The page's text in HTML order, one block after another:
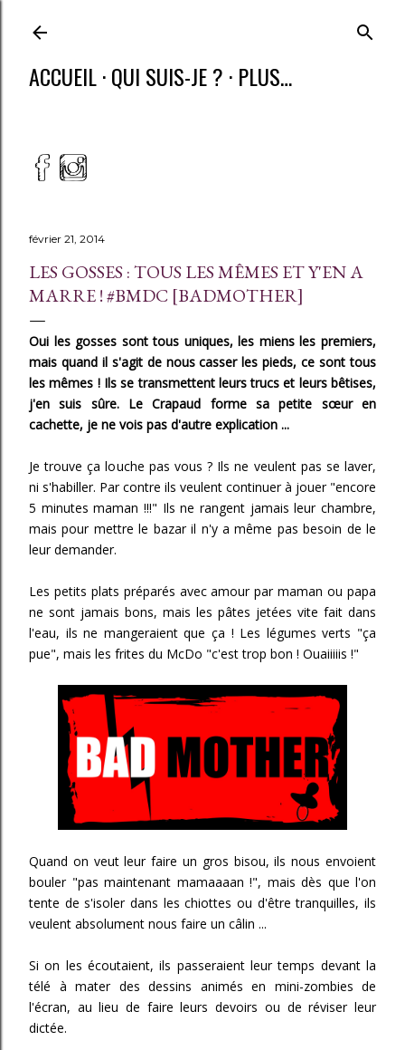
ACCUEIL QUI SUIS-JE ? PLUS…
février 21, 2014
LES GOSSES : TOUS LES MÊMES ET Y'EN A
MARRE ! #BMDC [BADMOTHER]
Oui les gosses sont tous uniques, les miens les premiers,
mais quand il s'agit de nous casser les pieds, ce sont tous
les mêmes ! Ils se transmettent leurs trucs et leurs bêtises,
j'en suis sûre. Le Crapaud forme sa petite sœur en
cachette, je ne vois pas d'autre explication ...
Je trouve ça louche pas vous ? Ils ne veulent pas se laver,
ni s'habiller. Par contre ils veulent continuer à jouer "encore
5 minutes maman !!!" Ils ne rangent jamais leur chambre,
mais pour mettre le bazar il n'y a même pas besoin de le
leur demander.
Les petits plats préparés avec amour par maman ou papa
ne sont jamais bons, mais les pâtes jetées vite fait dans
l'eau, ils ne mangeraient que ça ! Les légumes verts "ça
pue", mais les frites du McDo "c'est trop bon ! Ouaiiiiis !"
Quand on veut leur faire un gros bisou, ils nous envoient
bouler "pas maintenant mamaaaan !", mais dès que l'on
tente de s'isoler dans les chiottes ou d'être tranquilles, ils
veulent absolument nous faire un câlin ...
Si on les écoutaient, ils passeraient leur temps devant la
télé à mater des dessins animés en mini-zombies de
l'écran, au lieu de faire leurs devoirs ou de réviser leur
dictée.